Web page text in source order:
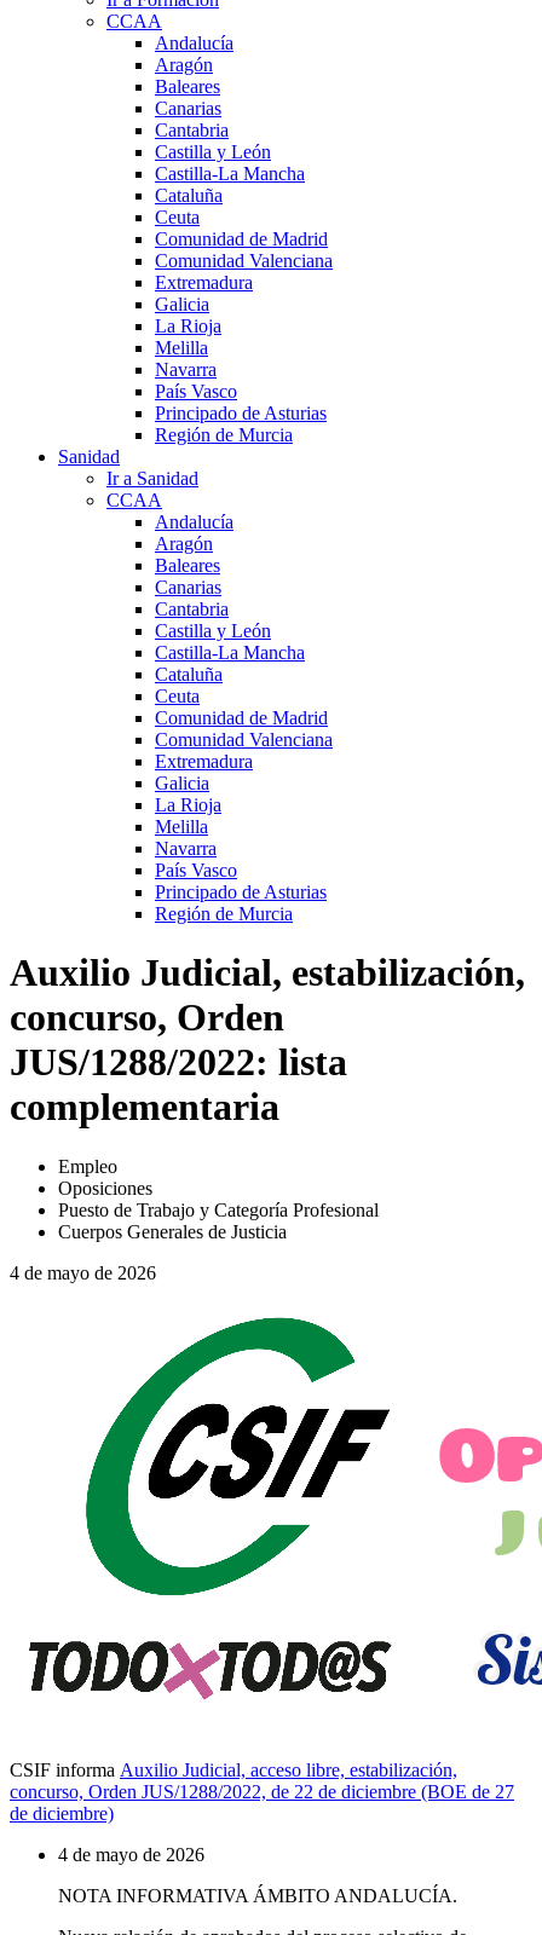
CCAA
Andalucía
Aragón
Baleares
Canarias
Cantabria
Castilla y León
Castilla-La Mancha
Cataluña
Ceuta
Comunidad de Madrid
Comunidad Valenciana
Extremadura
Galicia
La Rioja
Melilla
Navarra
País Vasco
Principado de Asturias
Región de Murcia
Sanidad
Ir a Sanidad
CCAA
Andalucía
Aragón
Baleares
Canarias
Cantabria
Castilla y León
Castilla-La Mancha
Cataluña
Ceuta
Comunidad de Madrid
Comunidad Valenciana
Extremadura
Galicia
La Rioja
Melilla
Navarra
País Vasco
Principado de Asturias
Región de Murcia
Auxilio Judicial, estabilización,
concurso, Orden
JUS/1288/2022: lista
complementaria
Empleo
Oposiciones
Puesto de Trabajo y Categoría Profesional
Cuerpos Generales de Justicia
4 de mayo de 2026
CSIF informa Auxilio Judicial, acceso libre, estabilización,
concurso, Orden JUS/1288/2022, de 22 de diciembre (BOE de 27
de diciembre)
4 de mayo de 2026
NOTA INFORMATIVA ÁMBITO ANDALUCÍA.